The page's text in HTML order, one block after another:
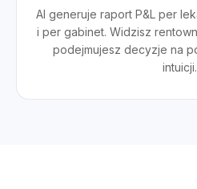
AI generuje raport P&L per
i per gabinet. Widzisz
podejmujesz decyzje na
intuicji.